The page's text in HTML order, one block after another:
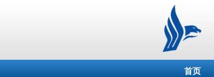
首页